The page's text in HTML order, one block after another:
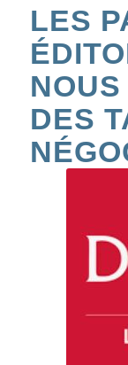
LES
DES